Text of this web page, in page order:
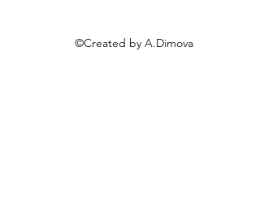
©Created by A.Dimova